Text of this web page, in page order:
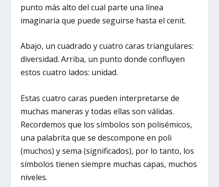
punto más alto del cual parte una línea
imaginaria que puede seguirse hasta el cenit.
Abajo, un cuadrado y cuatro caras triangulares:
diversidad. Arriba, un punto donde confluyen
estos cuatro lados: unidad.
Estas cuatro caras pueden interpretarse de
muchas maneras y todas ellas son válidas.
Recordemos que los símbolos son polisémicos,
una palabrita que se descompone en poli
(muchos) y sema (significados), por lo tanto, los
símbolos tienen siempre muchas capas, muchos
niveles.